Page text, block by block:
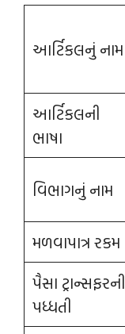
આર્ટિકલનું નામ
આર્ટિકલની
ભાષા
વિભાગનું નામ
મળવાપાત્ર રકમ
પૈસા ટ્રાન્સફરની
પધ્ધતી